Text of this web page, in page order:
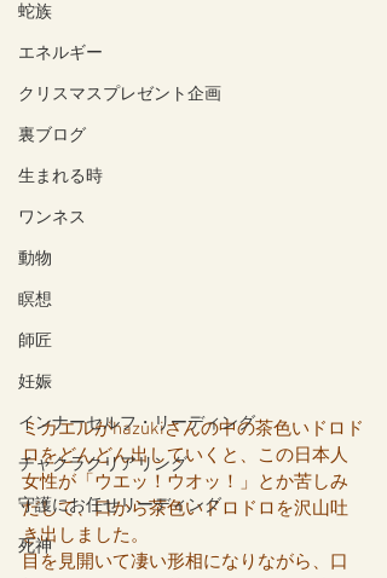
蛇族
エネルギー
クリスマスプレゼント企画
裏ブログ
生まれる時
ワンネス
動物
瞑想
師匠
妊娠
インナーセルフ・リーディング
チャクラクリアリング
守護にお任せリーディング
死神
ミカエルがhazukiさんの中の茶色いドロド
ロをどんどん出していくと、この日本人
女性が「ウエッ！ウオッ！」とか苦しみ
だして、口から茶色いドロドロを沢山吐
き出しました。
目を見開いて凄い形相になりながら、口